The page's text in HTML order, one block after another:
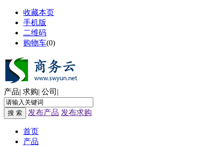
收藏本页
手机版
二维码
购物车(0)
产品| 求购| 公司 |
搜 索 发布产品 发布求购
首页
产品